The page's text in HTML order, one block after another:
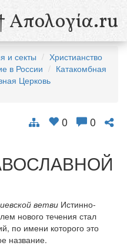
Απολογία.ru
и секты
Христианство
в России
Катакомбная
Церковь
0 0
ветви Истинно-
нового течения стал
по имени которого это
название.